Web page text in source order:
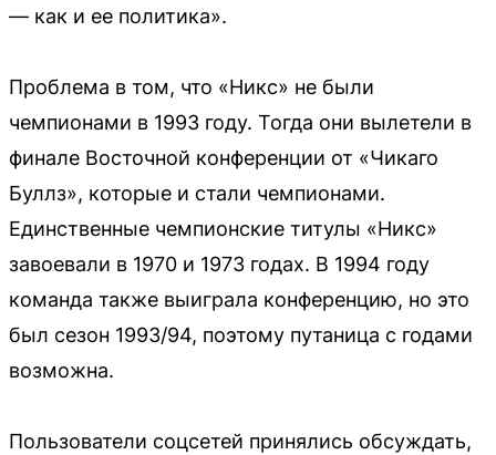
— как и ее политика».
Проблема в том, что «Никс» не были
чемпионами в 1993 году. Тогда они вылетели в
финале Восточной конференции от «Чикаго
Буллз», которые и стали чемпионами.
Единственные чемпионские титулы «Никс»
завоевали в 1970 и 1973 годах. В 1994 году
команда также выиграла конференцию, но это
был сезон 1993/94, поэтому путаница с годами
возможна.
Пользователи соцсетей принялись обсуждать,